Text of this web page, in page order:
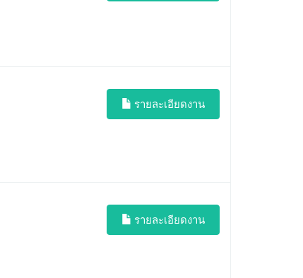
รายละเอียดงาน
รายละเอียดงาน